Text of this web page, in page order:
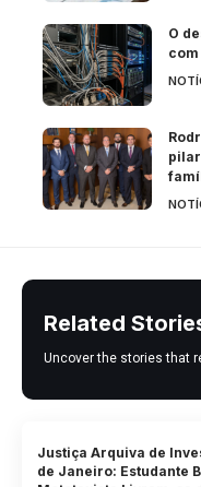
O
Related
Uncover the stories that
Justiça Arquiva de
de Janeiro: Estudante